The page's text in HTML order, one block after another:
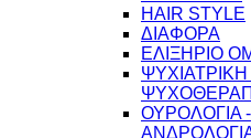
HAIR STYLE
ΔΙΑΦΟΡΑ
ΕΛΙΞΗΡΙΟ
ΨΥΧΙΑΤΡΙΚΗ
ΟΥΡΟΛΟΓΙΑ -